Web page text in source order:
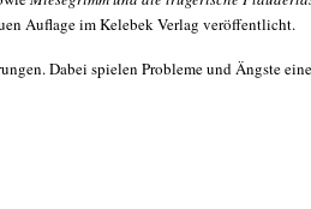
Auflage im Kelebek Verlag veröffentlicht.
Dabei spielen Probleme und Ängste